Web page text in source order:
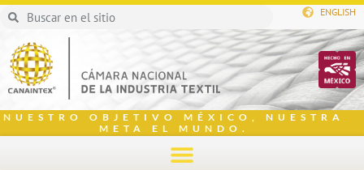
ENGLISH
NUESTRO OBJETIVO MÉXICO, NUESTRA
META EL MUNDO.